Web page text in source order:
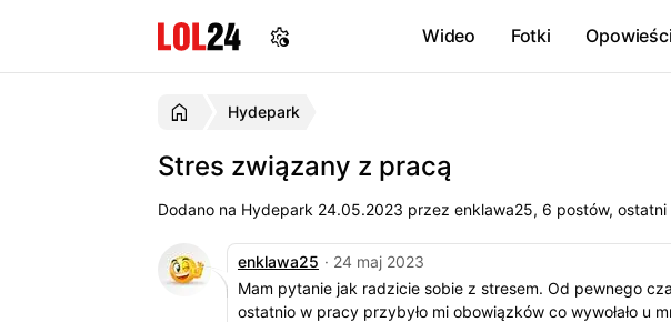
Wideo Fotki Opowieści
Hydepark
Stres związany z pracą
Dodano na Hydepark 24.05.2023 przez enklawa25, 6 postów,
enklawa25 · 24 maj 2023
Mam pytanie jak radzicie sobie z stresem. Od pewnego
ostatnio w pracy przybyło mi obowiązków co wywołało u